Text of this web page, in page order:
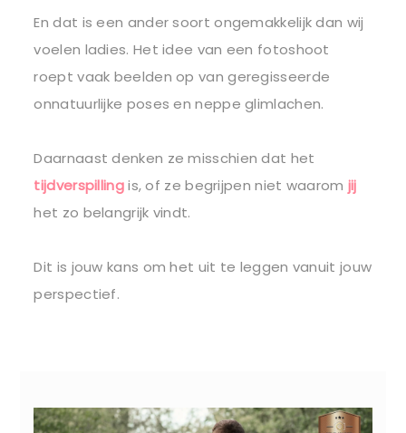
En dat is een ander soort ongemakkelijk dan wij
voelen ladies. Het idee van een fotoshoot
roept vaak beelden op van geregisseerde
onnatuurlijke poses en neppe glimlachen.
Daarnaast denken ze misschien dat het
tijdverspillingis, of ze begrijpen niet waarom jij
het zo belangrijk vindt.
Dit is jouw kans om het uit te leggen vanuit jouw
perspectief.